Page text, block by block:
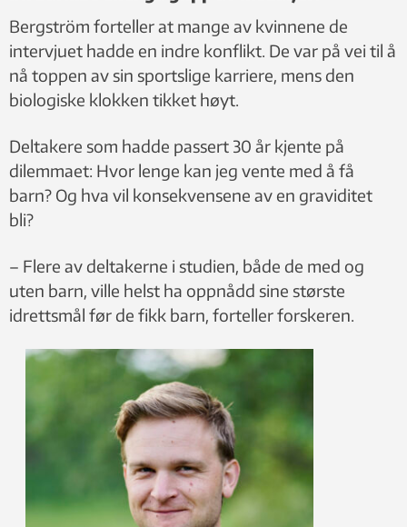
Bergström forteller at mange av kvinnene de
intervjuet hadde en indre konflikt. De var på vei til å
nå toppen av sin sportslige karriere, mens den
biologiske klokken tikket høyt.
Deltakere som hadde passert 30 år kjente på
dilemmaet: Hvor lenge kan jeg vente med å få
barn? Og hva vil konsekvensene av en graviditet
bli?
– Flere av deltakerne i studien, både de med og
uten barn, ville helst ha oppnådd sine største
idrettsmål før de fikk barn, forteller forskeren.